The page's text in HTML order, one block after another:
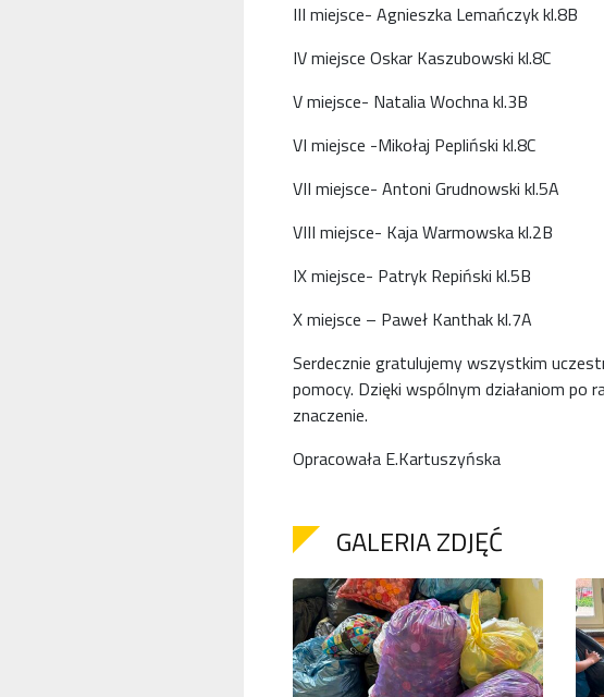
III miejsce- Agnieszka Lemańczyk kl.8B
IV miejsce Oskar Kaszubowski kl.8C
V miejsce- Natalia Wochna kl.3B
VI miejsce -Mikołaj Pepliński kl.8C
VII miejsce- Antoni Grudnowski kl.5A
VIII miejsce- Kaja Warmowska kl.2B
IX miejsce- Patryk Repiński kl.5B
X miejsce – Paweł Kanthak kl.7A
Serdecznie gratulujemy wszystkim
pomocy. Dzięki wspólnym działaniom po
znaczenie.
Opracowała E.Kartuszyńska
GALERIA ZDJĘĆ